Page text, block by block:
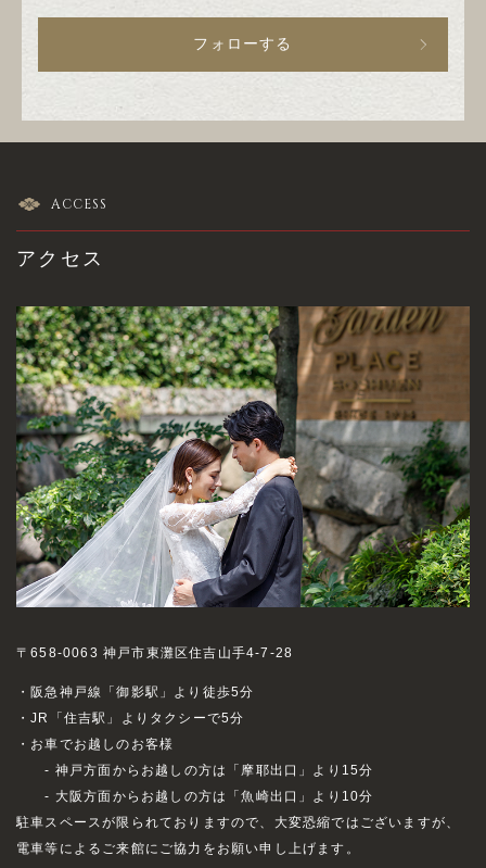
フォローする
ACCESS
アクセス
〒658-0063 神戸市東灘区住吉山手4-7-28
・阪急神戸線「御影駅」より徒歩5分
・JR「住吉駅」よりタクシーで5分
・お車でお越しのお客様
- 神戸方面からお越しの方は「摩耶出口」より15分
- 大阪方面からお越しの方は「魚崎出口」より10分
駐車スペースが限られておりますので、大変恐縮ではございますが、
電車等によるご来館にご協力をお願い申し上げます。